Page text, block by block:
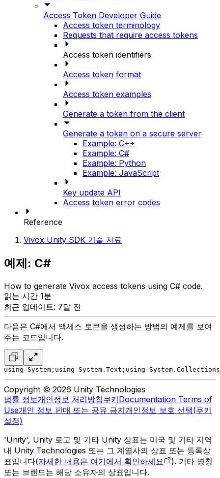
Access Token Developer Guide
Access token terminology
Requests that require access tokens
Access token identifiers
Access token format
Access token examples
Generate a token from the client
Generate a token on a secure server
Example: C++
Example: C#
Example: Python
Example: JavaScript
Key update API
Access token error codes
Reference
Vivox Unity SDK 기술 자료
예제: C#
How to generate Vivox access tokens using C# code.
읽는 시간 1분
최근 업데이트: 7달 전
다음은 C#에서 액세스 토큰을 생성하는 방법의 예제를 보여
주는 코드입니다.
using System; using System.Text; using
Copyright © 2026 Unity Technologies
법률 정보개인정보 처리방침쿠키Documentation Terms of
Use개인 정보 판매 또는 공유 금지개인정보 보호 선택(쿠키
설정)
'Unity', Unity 로고 및 기타 Unity 상표는 미국 및 기타 지역
내 Unity Technologies 또는 그 계열사의 상표 또는 등록상
표입니다(자세한 내용은 여기에서 확인하세요
). 기타 명칭
또는 브랜드는 해당 소유자의 상표입니다.